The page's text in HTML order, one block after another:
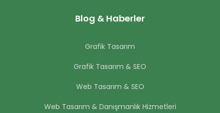
Blog & Haberler
Grafik Tasarım
Grafik Tasarım & SEO
Web Tasarım & SEO
Web Tasarım & Danışmanlık Hizmetleri